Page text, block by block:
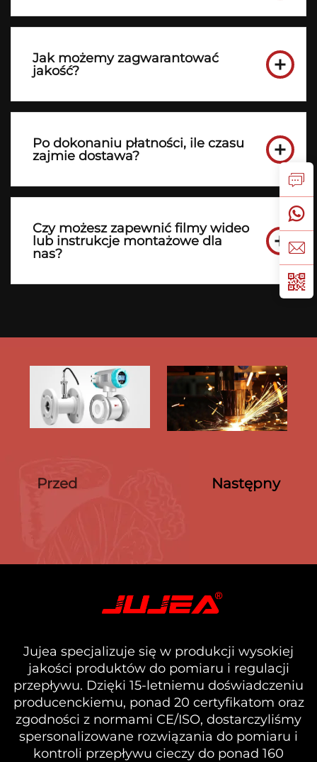
Jak możemy zagwarantować
jakość?
Po dokonaniu płatności, ile czasu
zajmie dostawa?
Czy możesz zapewnić filmy wideo
lub instrukcje montażowe dla
nas?
Przed Następny
Jujea specjalizuje się w produkcji wysokiej
jakości produktów do pomiaru i regulacji
przepływu. Dzięki 15-letniemu doświadczeniu
producenckiemu, ponad 20 certyfikatom oraz
zgodności z normami CE/ISO, dostarczyliśmy
spersonalizowane rozwiązania do pomiaru i
kontroli przepływu cieczy do ponad 160